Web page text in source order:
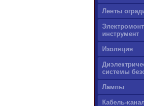
Ленты
инструмент
Изоляция
системы
Лампы
Кабель-